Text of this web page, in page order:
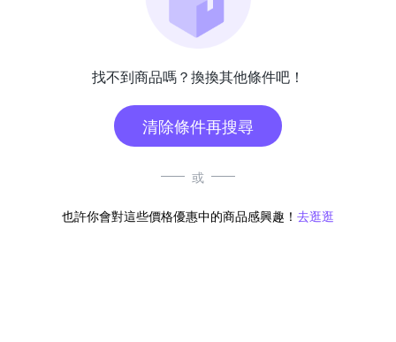
找不到商品嗎？換換其他條件吧！
清除條件再搜尋
或
也許你會對這些價格優惠中的商品感興趣！ 去逛逛